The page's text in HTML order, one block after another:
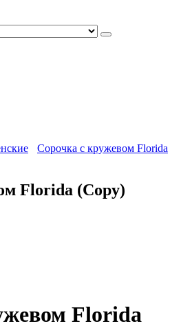
Сорочка с кружевом Florida
Florida (Copy)
Florida